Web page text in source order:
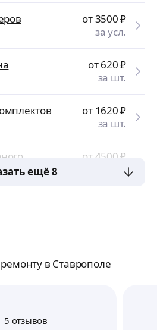
от 3500₽
за усл.
от 620₽
за шт.
от 1620₽
за шт.
от 4500₽
за шт.
ещё 8
в Ставрополе
5 отзывов